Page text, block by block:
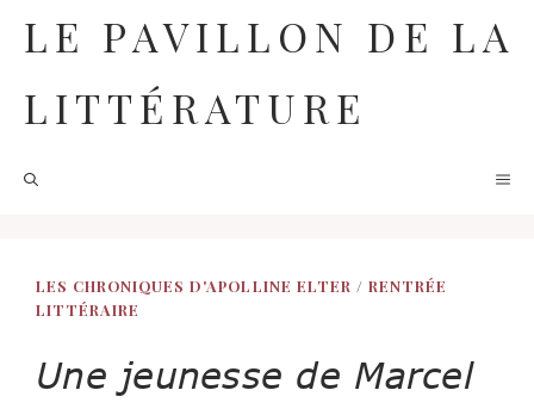
contenu
LE PAVILLON DE LA
LITTÉRATURE
LES CHRONIQUES D'APOLLINE ELTER / RENTRÉE
LITTÉRAIRE
Une jeunesse de Marcel